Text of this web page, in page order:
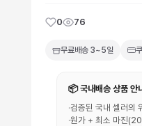
0 76
무료배송 3~5일
📦 국내배송 상품 안
·검증된 국내 셀러의
·원가 + 최소 마진